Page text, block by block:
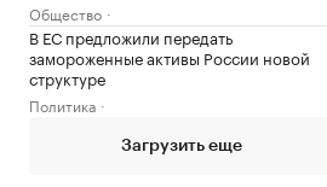
Общество
В ЕС предложили передать
замороженные активы России новой
структуре
Политика
Загрузить еще